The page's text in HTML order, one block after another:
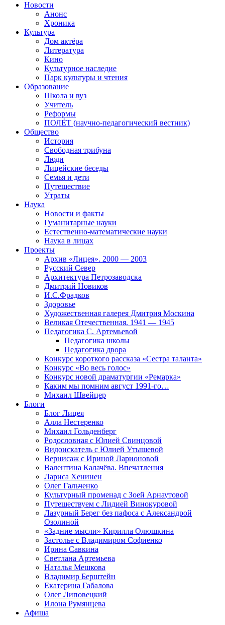
Новости
Анонс
Хроника
Культура
Дом актёра
Литература
Кино
Культурное наследие
Парк культуры и чтения
Образование
Школа и вуз
Учитель
Реформы
ПОЛЁТ (научно-педагогический вестник)
Общество
История
Свободная трибуна
Люди
Лицейские беседы
Семья и дети
Путешествие
Утраты
Наука
Новости и факты
Гуманитарные науки
Естественно-математические науки
Наука в лицах
Проекты
Архив «Лицея». 2000 — 2003
Русский Север
Архитектура Петрозаводска
Дмитрий Новиков
И.С.Фрадков
Здоровье
Художественная галерея Дмитрия Москина
Великая Отечественная. 1941 — 1945
Педагогика С. Артемьевой
Педагогика школы
Педагогика двора
Конкурс короткого рассказа «Сестра таланта»
Конкурс «Во весь голос»
Конкурс новой драматургии «Ремарка»
Каким мы помним август 1991-го…
Михаил Швейцер
Блоги
Блог Лицея
Алла Нестеренко
Михаил Гольденберг
Родословная с Юлией Свинцовой
Видоискатель с Юлией Утышевой
Вернисаж с Ириной Ларионовой
Валентина Калачёва. Впечатления
Лариса Хенинен
Олег Гальченко
Культурный променад с Зоей Арнаутовой
Путешествуем с Лидией Винокуровой
Лазурный Берег без пафоса с Александрой
Озолиной
«Задние мысли» Кирилла Олюшкина
Застолье с Владимиром Софиенко
Ирина Савкина
Светлана Артемьева
Наталья Мешкова
Владимир Берштейн
Екатерина Габалова
Олег Липовецкий
Илона Румянцева
Афиша